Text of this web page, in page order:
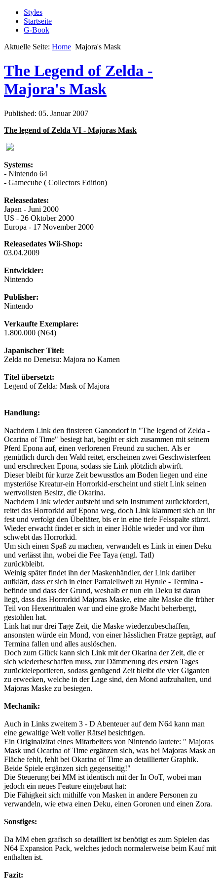
Styles
Startseite
G-Book
Aktuelle Seite: Home Majora's Mask
The Legend of Zelda -
Majora's Mask
Published: 05. Januar 2007
The legend of Zelda VI - Majoras Mask
Systems:
- Nintendo 64
- Gamecube ( Collectors Edition)
Releasedates:
Japan - Juni 2000
US - 26 Oktober 2000
Europa - 17 November 2000
Releasedates Wii-Shop:
03.04.2009
Entwickler:
Nintendo
Publisher:
Nintendo
Verkaufte Exemplare:
1.800.000 (N64)
Japanischer Titel:
Zelda no Denetsu: Majora no Kamen
Titel übersetzt:
Legend of Zelda: Mask of Majora
Handlung:
Nachdem Link den finsteren Ganondorf in "The legend of Zelda -
Ocarina of Time" besiegt hat, begibt er sich zusammen mit seinem
Pferd Epona auf, einen verlorenen Freund zu suchen. Als er
gemütlich durch den Wald reitet, erscheinen zwei Geschwisterfeen
und erschrecken Epona, sodass sie Link plötzlich abwirft.
Dieser bleibt für kurze Zeit bewusstlos am Boden liegen und eine
mysteriöse Kreatur-ein Horrorkid-erscheint und stielt Link seinen
wertvollsten Besitz, die Okarina.
Nachdem Link wieder aufsteht und sein Instrument zurückfordert,
reitet das Horrorkid auf Epona weg, doch Link klammert sich an ihr
fest und verfolgt den Übeltäter, bis er in eine tiefe Felsspalte stürzt.
Wieder erwacht findet er sich in einer Höhle wieder und vor ihm
schwebt das Horrorkid.
Um sich einen Spaß zu machen, verwandelt es Link in einen Deku
und verlässt ihn, wobei die Fee Taya (engl. Tatl)
zurückbleibt.
Weinig später findet ihn der Maskenhändler, der Link darüber
aufklärt, dass er sich in einer Parralellwelt zu Hyrule - Termina -
befinde und dass der Grund, weshalb er nun ein Deku ist daran
liegt, dass das Horrorkid Majoras Maske, eine alte Maske die früher
Teil von Hexenritualen war und eine große Macht beherbergt,
gestohlen hat.
Link hat nur drei Tage Zeit, die Maske wiederzubeschaffen,
ansonsten würde ein Mond, von einer hässlichen Fratze geprägt, auf
Termina fallen und alles auslöschen.
Doch zum Glück kann sich Link mit der Okarina der Zeit, die er
sich wiederbeschaffen muss, zur Dämmerung des ersten Tages
zurückteleportieren, sodass genügend Zeit bleibt die vier Giganten
zu erwecken, welche in der Lage sind, den Mond aufzuhalten, und
Majoras Maske zu besiegen.
Mechanik:
Auch in Links zweitem 3 - D Abenteuer auf dem N64 kann man
eine gewaltige Welt voller Rätsel besichtigen.
Ein Originalzitat eines Mitarbeiters von Nintendo lautete: " Majoras
Mask und Ocarina of Time ergänzen sich, was bei Majoras Mask an
Fläche fehlt, fehlt bei Okarina of Time an detaillierter Graphik.
Beide Spiele ergänzen sich gegenseitig!"
Die Steuerung bei MM ist identisch mit der In OoT, wobei man
jedoch ein neues Feature eingebaut hat:
Die Fähigkeit sich mithilfe von Masken in andere Personen zu
verwandeln, wie etwa einen Deku, einen Goronen und einen Zora.
Sonstiges:
Da MM eben grafisch so detailliert ist benötigt es zum Spielen das
N64 Expansion Pack, welches jedoch normalerweise beim Kauf mit
enthalten ist.
Fazit: